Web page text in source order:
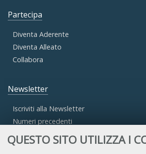
QUESTO SITO UTILIZZA I
Partecipa
Diventa Aderente
Diventa Alleato
Collabora
Newsletter
Iscriviti alla Newsletter
Numeri precedenti